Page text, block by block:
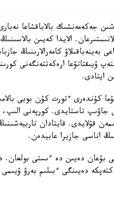
جەكەمەنشىك بالاباقشاعا
الايدا كەيىن
بەينەباقىلاۋ كامەرالارىنىڭ
ۇيىقتاتۋعا ارەكەتتەنگەنى
ايتادى.
كۇندەرى ءتورت كۇن بويى
جاۋىپ تاستايدى. كورپەنى
قۇلايدى. قايتادان
اناسى جازيرا عابيدەن.
بۇعان دەيىن دە ءىستى بولعان.
دەيىنگى ءبىلىم بەرۋ